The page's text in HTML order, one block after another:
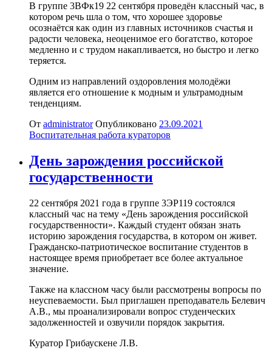
В группе 3ВФк19 22 сентября проведён классный час, в
котором речь шла о том, что хорошее здоровье
осознаётся как один из главных источников счастья и
радости человека, неоценимое его богатство, которое
медленно и с трудом накапливается, но быстро и легко
теряется.
Одним из направлений оздоровления молодёжи
является его отношение к модным и ультрамодным
тенденциям.
От administrator Опубликовано 23.09.2021
Воспитательная работа кураторов
День зарождения российской
государственности
22 сентября 2021 года в группе 3ЭР119 состоялся
классный час на тему «День зарождения российской
государственности». Каждый студент обязан знать
историю зарождения государства, в котором он живет.
Гражданско-патриотическое воспитание студентов в
настоящее время приобретает все более актуальное
значение.
Также на классном часу были рассмотрены вопросы по
неуспеваемости. Был приглашен преподаватель Белевич
А.В., мы проанализировали вопрос студенческих
задолженностей и озвучили порядок закрытия.
Куратор Грибаускене Л.В.